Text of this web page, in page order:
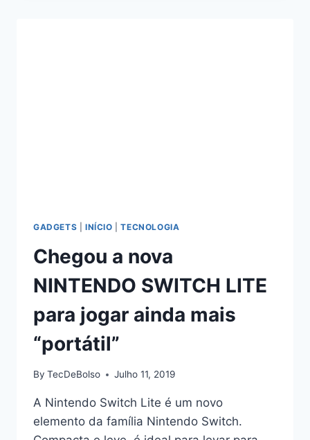
GADGETS INÍCIO |TECNOLOGIA
Chegou a nova
NINTENDO SWITCH LITE
para jogar ainda mais
“portátil”
By TecDeBolso Julho 11, 2019
A Nintendo Switch Lite é um novo
elemento da família Nintendo Switch.